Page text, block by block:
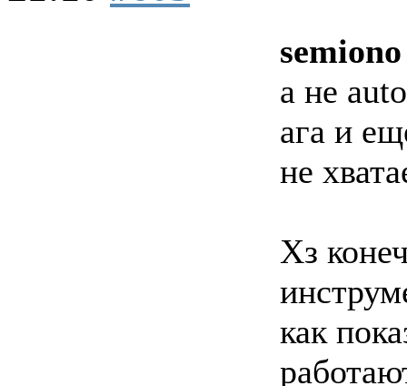
а не
ага и
не
Хз
как